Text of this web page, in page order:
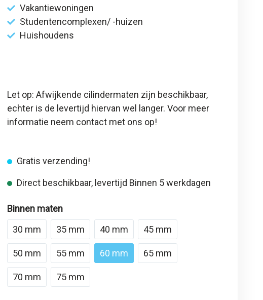
Vakantiewoningen
Studentencomplexen/ -huizen
Huishoudens
Let op: Afwijkende cilindermaten zijn beschikbaar,
echter is de levertijd hiervan wel langer. Voor meer
informatie neem contact met ons op!
Gratis verzending!
Direct beschikbaar, levertijd Binnen 5 werkdagen
Binnen maten
30 mm
35 mm 40 mm 45 mm
50 mm 55 mm 60 mm 65 mm
70 mm 75 mm